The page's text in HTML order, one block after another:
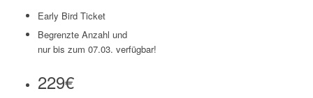
Early Bird Ticket
Begrenzte Anzahl und
nur bis zum 07.03. verfügbar!
229€